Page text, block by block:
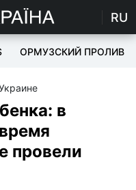
RU
ОРМУЗСКИЙ ПРОЛИВ
в
провели